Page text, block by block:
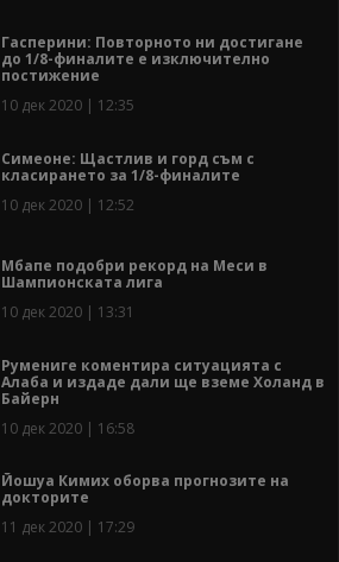
Гасперини: Повторното ни достигане
до 1/8-финалите е изключително
постижение
10 дек 2020 | 12:35
Симеоне: Щастлив и горд съм с
класирането за 1/8-финалите
10 дек 2020 | 12:52
Мбапе подобри рекорд на Меси в
Шампионската лига
10 дек 2020 | 13:31
Румениге коментира ситуацията с
Алаба и издаде дали ще вземе Холанд в
Байерн
10 дек 2020 | 16:58
Йошуа Кимих оборва прогнозите на
докторите
11 дек 2020 | 17:29